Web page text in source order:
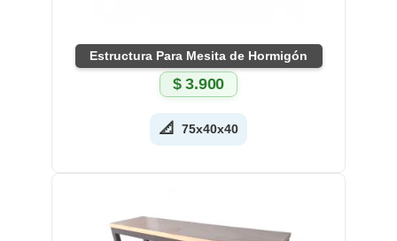
Estructura Para Mesita de Hormigón
$3.900
📐 75x40x40